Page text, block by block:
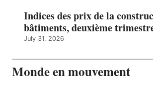
Indices des prix de la
bâtiments, deuxième
July 31, 2026
Monde en mouvement